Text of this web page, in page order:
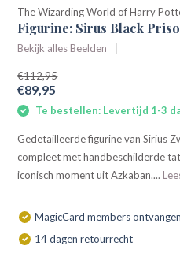
The Wizarding World of Harry
Figurine: Sirus Black
Bekijk alles Beelden
€112,95
€89,95
Te bestellen: Levertijd 1-3
Gedetailleerde figurine van Sirius
compleet met handbeschilderde
iconisch moment uit Azkaban....
MagicCard members
14 dagen retourrecht